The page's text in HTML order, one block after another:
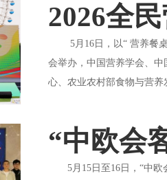
2026全
5月16日，以“ 营养餐桌
会举办，中国营养学会、
心、农业农村部食物与营
“中欧会
5月15日至16日，“中欧